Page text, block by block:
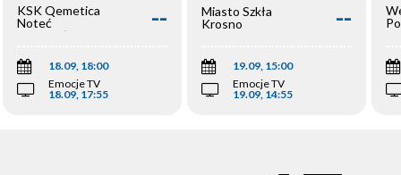
KSK Qemetica
Noteć
Inowrocław
--
18.09, 18:00
Emocje TV
18.09, 17:55
Miasto Szkła
Krosno
--
19.09, 15:00
Emocje TV
19.09, 14:55